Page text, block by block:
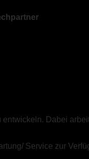
Dabei
Service zur